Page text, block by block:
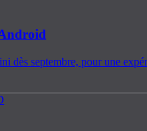
dès septembre, pour une